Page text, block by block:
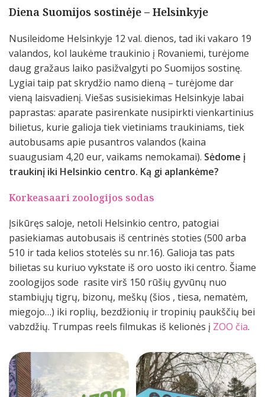
Diena Suomijos sostinėje – Helsinkyje
Nusileidome Helsinkyje 12 val. dienos, tad iki vakaro 19
valandos, kol laukėme traukinio į Rovaniemi, turėjome
daug gražaus laiko pasižvalgyti po Suomijos sostinę.
Lygiai taip pat skrydžio namo dieną – turėjome dar
vieną laisvadienį. Viešas susisiekimas Helsinkyje labai
paprastas: aparate pasirenkate nusipirkti vienkartinius
bilietus, kurie galioja tiek vietiniams traukiniams, tiek
autobusams apie pusantros valandos (kaina
suaugusiam 4,20 eur, vaikams nemokamai). Sėdome į
traukinį iki Helsinkio centro. Ką gi aplankėme?
Korkeasaari zoologijos sodas
Įsikūręs saloje, netoli Helsinkio centro, patogiai
pasiekiamas autobusais iš centrinės stoties (500 arba
510 ir tada kelios stotelės su nr.16). Galioja tas pats
bilietas su kuriuo vykstate iš oro uosto iki centro. Šiame
zoologijos sode rasite virš 150 rūšių gyvūnų nuo
stambiųjų tigrų, bizonų, meškų (šios , tiesa, nematėm,
miegojo…) iki roplių, bezdžionių ir tropinių paukščių bei
vabzdžių. Trumpas reels filmukas iš kelionės į ZOO čia.